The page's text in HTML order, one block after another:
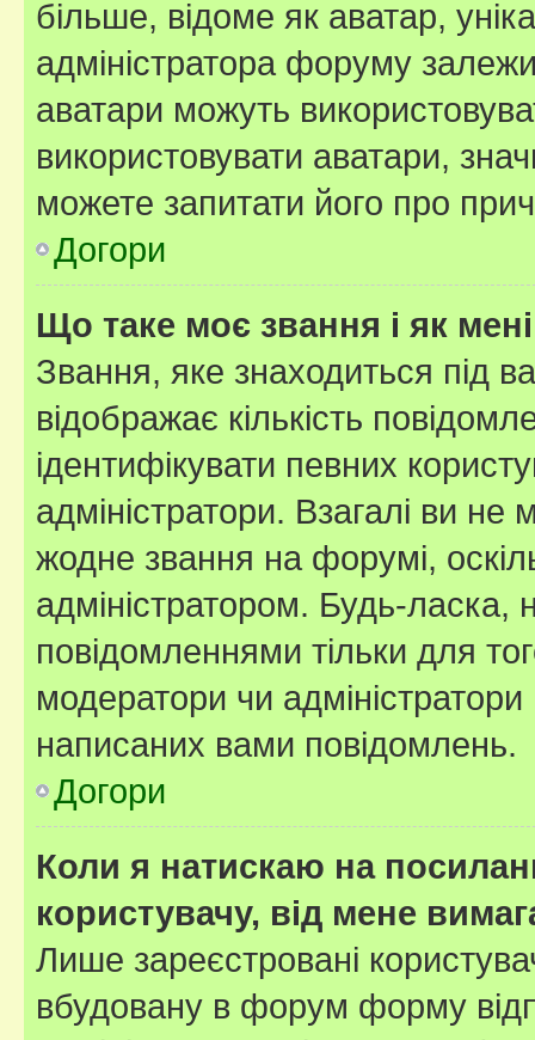
більше, відоме як аватар,
адміністратора форуму
аватари можуть
використовувати аватари,
можете запитати його про
Догори
Що таке моє звання і як
Звання, яке знаходиться під
відображає кількість
ідентифікувати певних
адміністратори. Взагалі ви
жодне звання на форумі,
адміністратором. Будь-
повідомленнями тільки для
модератори чи
написаних вами повідомлень.
Догори
Коли я натискаю на
користувачу, від мене
Лише зареєстровані
вбудовану в форум форму